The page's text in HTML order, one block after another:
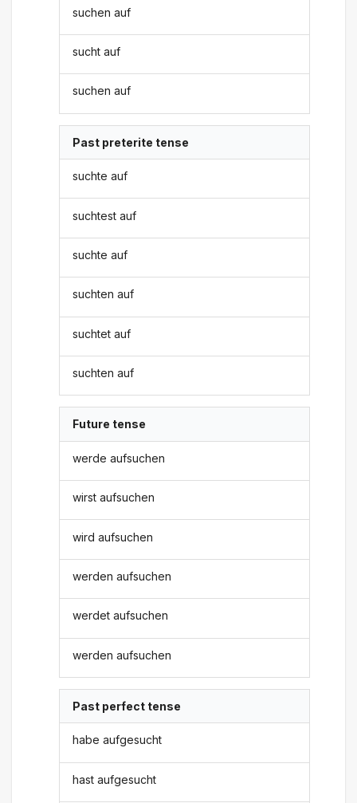
suchen auf
sucht auf
suchen auf
Past preterite tense
suchte auf
suchtest auf
suchte auf
suchten auf
suchtet auf
suchten auf
Future tense
werde aufsuchen
wirst aufsuchen
wird aufsuchen
werden aufsuchen
werdet aufsuchen
werden aufsuchen
Past perfect tense
habe aufgesucht
hast aufgesucht